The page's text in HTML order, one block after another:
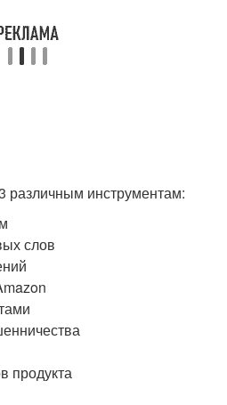
различным инструментам:
слов
продукта